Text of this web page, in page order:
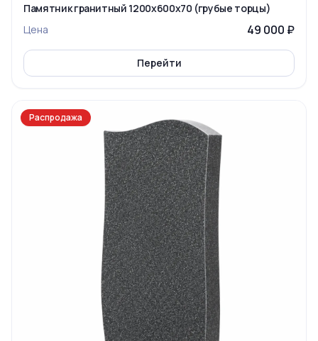
Памятник гранитный 1200x600x70 (грубые торцы)
Цена
49 000 ₽
Перейти
Распродажа